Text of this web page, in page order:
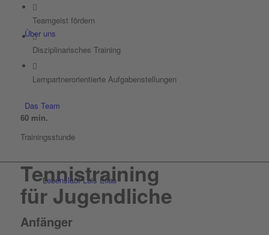
Über uns
Das Team
Lebenslauf Luis Elias
Teamgeist fördern
Disziplinarisches Training
Lernpartnerorientierte Aufgabenstellungen
60min.
Trainingsstunde
Tennistraining
für Jugendliche
Anfänger